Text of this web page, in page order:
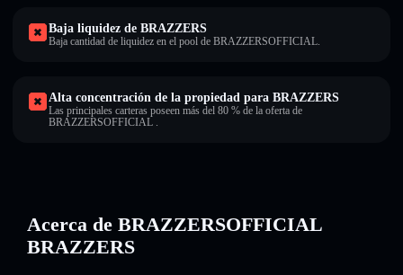
Baja liquidez de BRAZZERS
Baja cantidad de liquidez en el pool de BRAZZERSOFFICIAL.
Alta concentración de la propiedad para BRAZZERS
Las principales carteras poseen más del 80 % de la oferta de
BRAZZERSOFFICIAL .
Acerca de BRAZZERSOFFICIAL
BRAZZERS